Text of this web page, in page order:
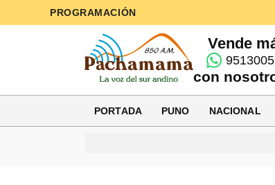
PROGRAMACIÓN
Vende
con
PORTADA PUNO NACIONAL